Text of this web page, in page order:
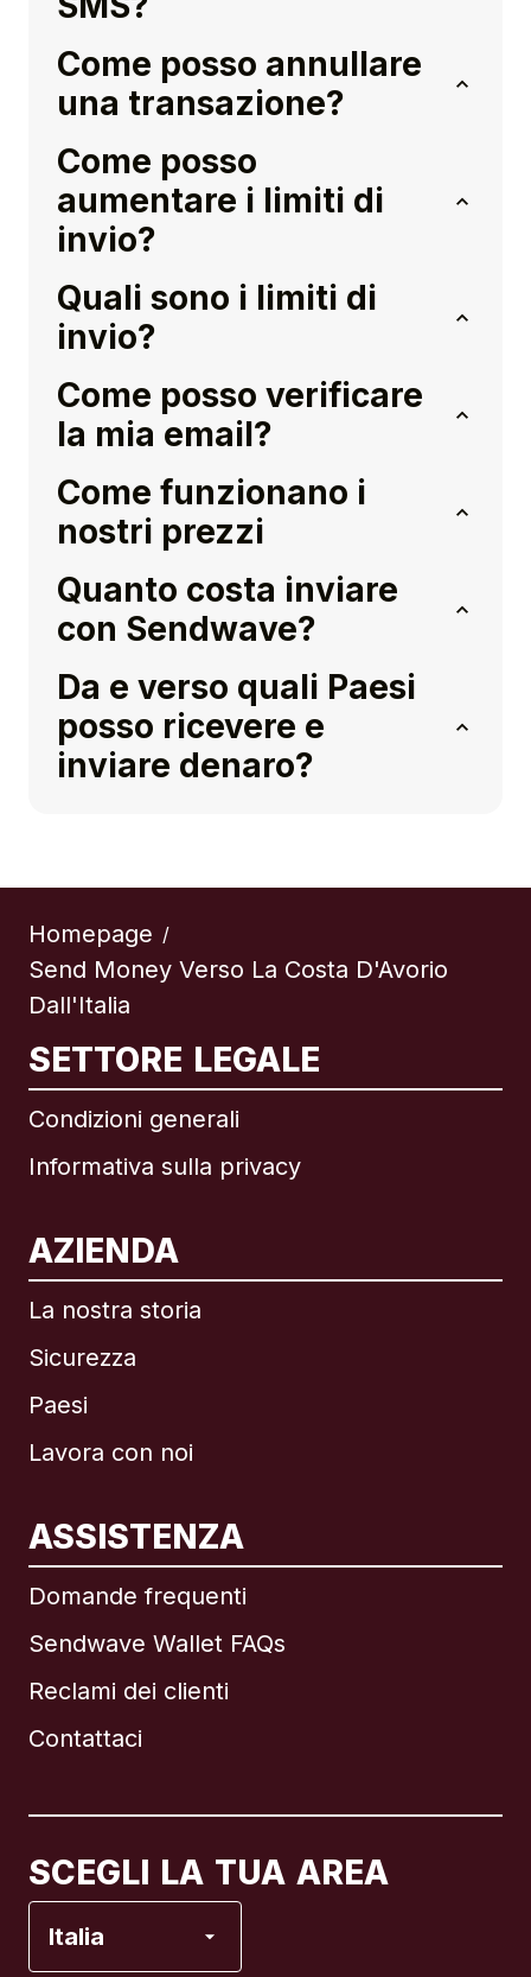
Come posso annullare
una transazione?
Come posso
aumentare i limiti di
invio?
Quali sono i limiti di
invio?
Come posso verificare
la mia email?
Come funzionano i
nostri prezzi
Quanto costa inviare
con Sendwave?
Da e verso quali Paesi
posso ricevere e
inviare denaro?
Homepage /
Send Money Verso La Costa D'Avorio
Dall'Italia
SETTORE LEGALE
Condizioni generali
Informativa sulla privacy
AZIENDA
La nostra storia
Sicurezza
Paesi
Lavora con noi
ASSISTENZA
Domande frequenti
Sendwave Wallet FAQs
Reclami dei clienti
Contattaci
SCEGLI LA TUA AREA
Italia
Internazionale English
Brasile